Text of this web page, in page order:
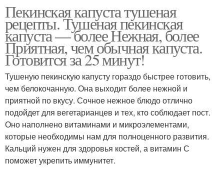
Пекинская капуста тушеная
рецепты. Тушеная пекинская
капуста — более Нежная, более
Приятная, чем обычная капуста.
Готовится за 25 минут!
Тушеную пекинскую капусту гораздо быстрее готовить,
чем белокочанную. Она выходит более нежной и
приятной по вкусу. Сочное нежное блюдо отлично
подойдет для вегетарианцев и тех, кто соблюдает пост.
Оно наполнено витаминами и микроэлементами,
которые необходимы нам для полноценного развития.
Кальций нужен для здоровья костей, а витамин С
поможет укрепить иммунитет.